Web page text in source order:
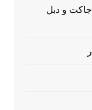
جاكت و دبل